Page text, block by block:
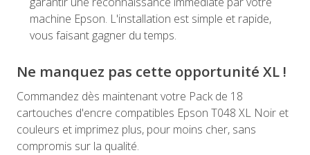
machine Epson. L'installation est simple et rapide,
vous faisant gagner du temps.
Ne manquez pas cette opportunité XL !
Commandez dès maintenant votre Pack de 18
cartouches d'encre compatibles Epson T048 XL Noir et
couleurs et imprimez plus, pour moins cher, sans
compromis sur la qualité.